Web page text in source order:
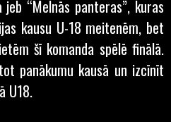
jeb “Melnās panteras”, kuras
kausu U-18 meitenēm, bet
šī komanda spēlē finālā.
panākumu kausā un izcīnīt
U18.